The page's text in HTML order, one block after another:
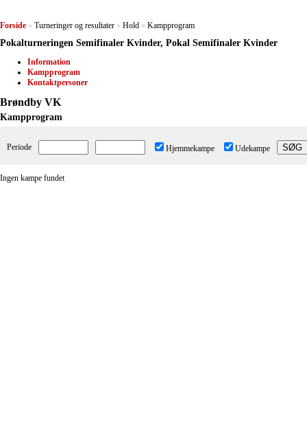
Forside > Turneringer og resultater > Hold > Kampprogram
Pokalturneringen Semifinaler Kvinder, Pokal Semifinaler Kvinder
Information
Kampprogram
Kontaktpersoner
Brøndby VK
Kampprogram
Periode Hjemmekampe Udekampe
Ingen kampe fundet